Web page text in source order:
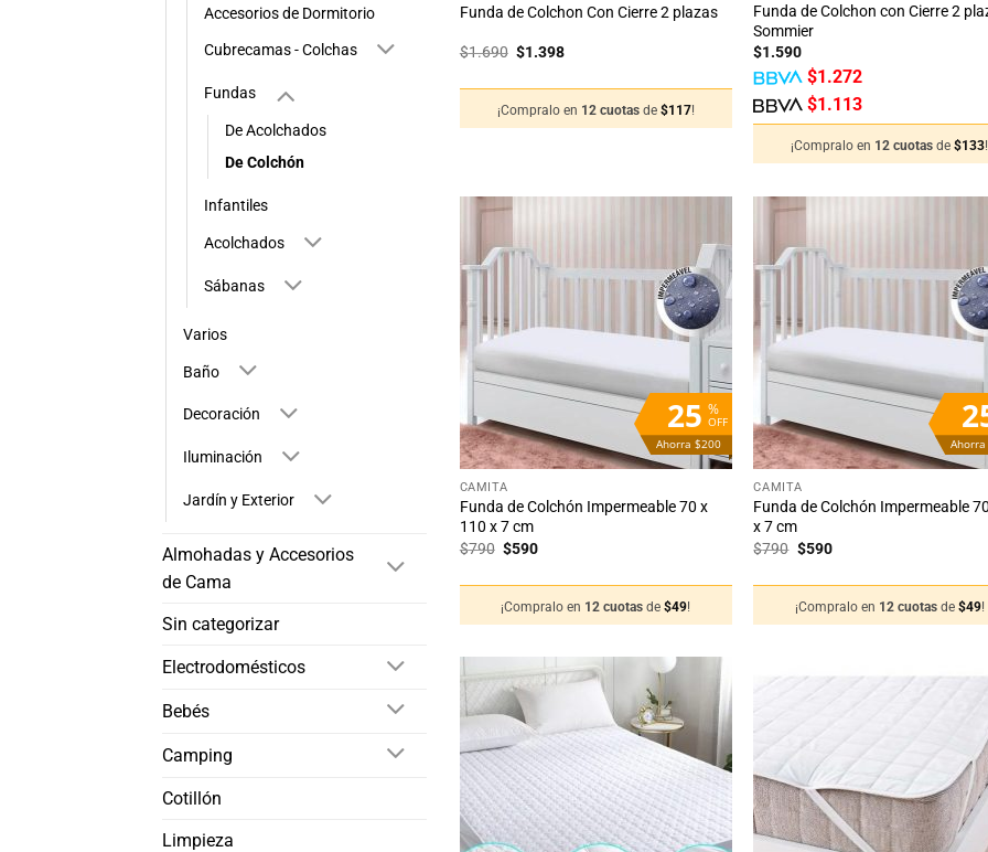
Accesorios de Dormitorio
Cubrecamas - Colchas
Fundas
De Acolchados
De Colchón
Infantiles
Acolchados
Sábanas
Varios
Baño
Decoración
Iluminación
Jardín y Exterior
Almohadas y Accesorios
de Cama
Sin categorizar
Electrodomésticos
Bebés
Camping
Cotillón
Limpieza
Funda de Colchon Con Cierre 2 plazas
$1.690 El
$1.690.
$1.398El
$1.398.
¡Compralo en 12 cuotas de $117!
Funda de Colchon con Cierre 2
Sommier
$1.590
$1.272
$1.113
¡Compralo en 12 cuotasde$133!
%
OFF
25
Ahorra $200
Añadir
a la
lista
de
deseos
+
CAMITA
Funda de Colchón Impermeable 70 x
110 x 7 cm
$790 El
$790.
$590El
$590.
¡Compralo en 12 cuotasde$49!
a
+
CAMITA
Funda de Colchón Impermeable
x 7 cm
$790 El
$790.
$590El
$590.
¡Compralo en 12 cuotas de $49!
Añadir
a la
lista
de
deseos